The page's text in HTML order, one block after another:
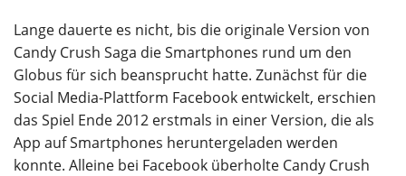
Lange dauerte es nicht, bis die originale Version von
Candy Crush Saga die Smartphones rund um den
Globus für sich beansprucht hatte. Zunächst für die
Social Media-Plattform Facebook entwickelt, erschien
das Spiel Ende 2012 erstmals in einer Version, die als
App auf Smartphones heruntergeladen werden
konnte. Alleine bei Facebook überholte Candy Crush